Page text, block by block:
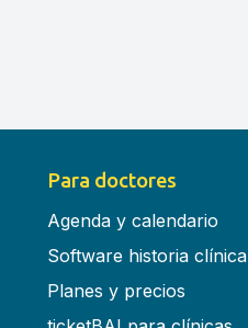
Para doctores
Agenda y calendario
Software historia clínica
Planes y precios